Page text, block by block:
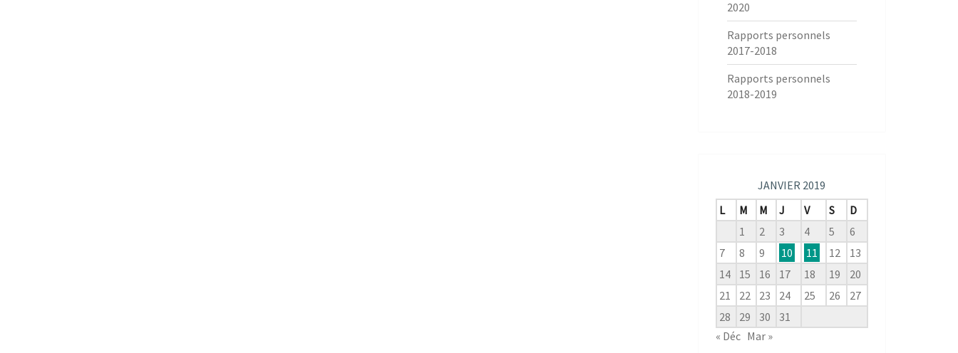
2020
Rapports personnels
2017-2018
Rapports personnels
2018-2019
JANVIER 2019
L
M M J V S
D
1
2 3 4 5
6
7
8 9 10 11 12
13
14
15 16 17 18 19
20
21
22 23 24 25 26
27
28
29 30
31
« Déc Mar »